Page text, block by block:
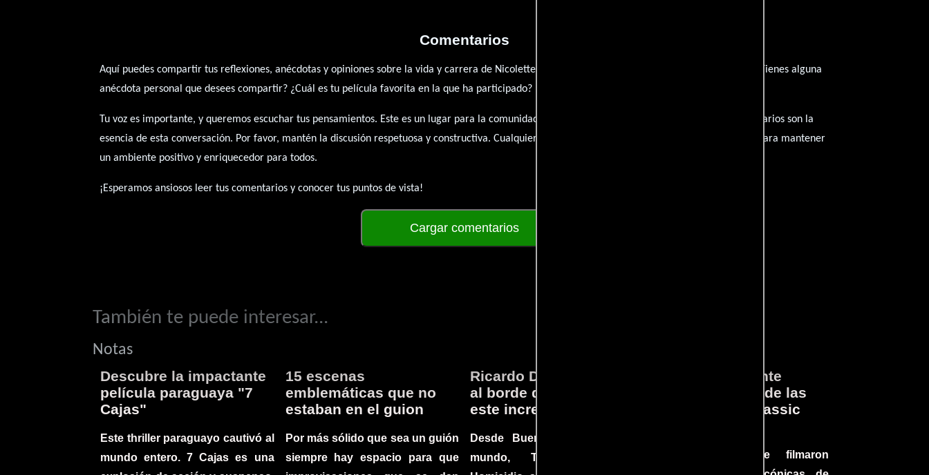
Comentarios
Aquí puedes compartir tus reflexiones, anécdotas y opiniones sobre la vida y carrera de Nicolette le Faye. ¿Qué te ha inspirado de su trayectoria? ¿Tienes alguna
anécdota personal que desees compartir? ¿Cuál es tu película favorita en la que ha participado?
Tu voz es importante, y queremos escuchar tus pensamientos. Este es un lugar para la comunidad de admiradores y amantes del cine, y tus comentarios son la
esencia de esta conversación. Por favor, mantén la discusión respetuosa y constructiva. Cualquier forma de contenido inapropiado será eliminado para mantener
un ambiente positivo y enriquecedor para todos.
¡Esperamos ansiosos leer tus comentarios y conocer tus puntos de vista!
Cargar comentarios
También te puede interesar...
Notas
Descubre la impactante
película paraguaya "7
Cajas"
Este thriller paraguayo cautivó al
mundo entero. 7 Cajas es una
15 escenas
emblemáticas que no
estaban en el guion
Por más sólido que sea un guión
siempre hay espacio para que
Ricardo Darín te llevará
al borde del asiento en
este increíble thriller
Desde Buenos Aires hasta el
mundo, Tesis sobre un
Lo que Realmente
Sucedió detrás de las
cámaras en Jurassic
Conoce cómo se filmaron